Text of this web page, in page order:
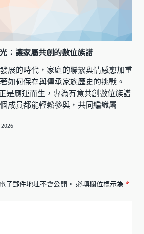
：讓家屬共創的數位族譜
展的時代，家庭的聯繫與情感愈加重
如何保存與傳承家族歷史的挑戰。
是應運而生，專為有意共創數位族譜
成員都能輕鬆參與，共同編織屬
2026
子郵件地址不會公開。 必填欄位標示為 *